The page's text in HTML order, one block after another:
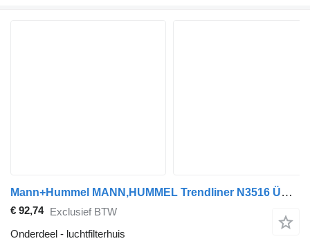
Mann+Hummel MANN,HUMMEL Trendliner N3516 ÜC (01.06-) 81083120015 luchtfilterhuis voor Neoplan Tourliner, Trendliner (2002-) bus
€ 92,74 Exclusief BTW
Onderdeel - luchtfilterhuis